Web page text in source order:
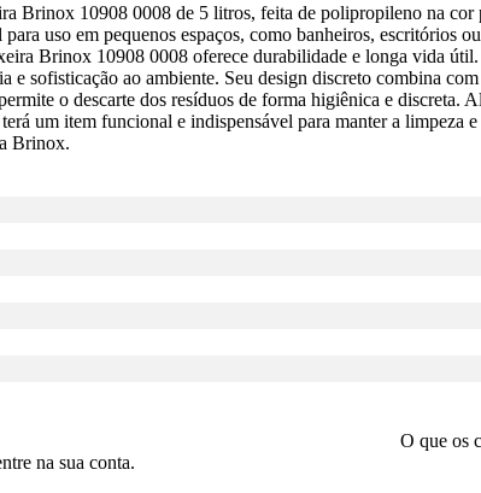
Brinox 10908 0008 de 5 litros, feita de polipropileno na
uso em pequenos espaços, como banheiros, escritórios
Brinox 10908 0008 oferece durabilidade e longa vida
e sofisticação ao ambiente. Seu design discreto combina
o descarte dos resíduos de forma higiênica e
um item funcional e indispensável para manter a limpeza
Brinox.
O que os
na sua conta.